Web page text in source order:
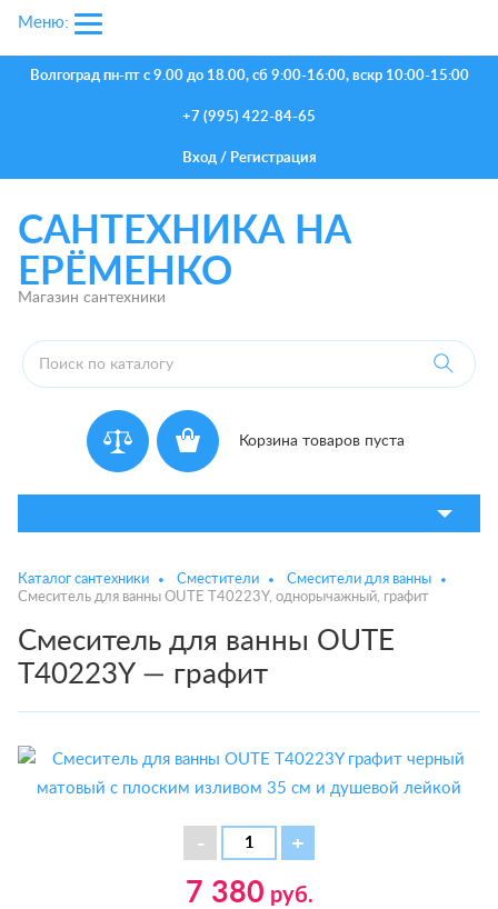
Волгоград пн-пт с 9.00 до 18.00, сб 9:00-16:00, вскр 10:00-15:00
+7 (995) 422-84-65
Вход/ Регистрация
САНТЕХНИКА НА
ЕРЁМЕНКО
Магазин сантехники
Корзина товаров пуста
Меню:
Каталог сантехники Сместители
Смесители для ванны
Смеситель для ванны OUTE T40223Y, однорычажный, графит
Смеситель для ванны OUTE
T40223Y — графит
7 380 руб.